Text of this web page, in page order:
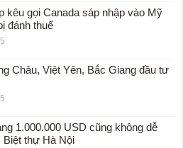
kêu gọi Canada sáp nhập vào Mỹ
đánh thuế
Châu, Việt Yên, Bắc Giang đầu tư
1.000.000 USD cũng không dễ
thự Hà Nội